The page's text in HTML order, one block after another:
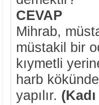
CEVAP
Mihrab,
müstakil bir
kıymetli
harb
yapılır.